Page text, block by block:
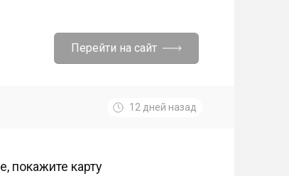
Перейти на сайт
12 дней назад
покажите карту